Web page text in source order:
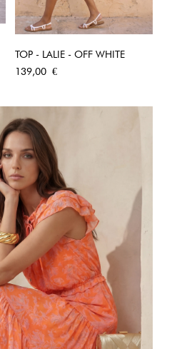
TOP - LALIE - OFF WHITE
Prix
139,00 €